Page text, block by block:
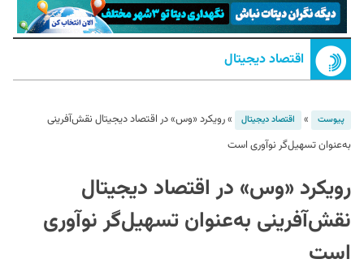
اقتصاد دیجیتال
پیوست » اقتصاد دیجیتال »رویکرد «وس» در اقتصاد دیجیتال نقش‌آفرینی
به‌عنوان تسهیل‌گر نوآوری است
رویکرد «وس» در اقتصاد دیجیتال
نقش‌آفرینی به‌عنوان تسهیل‌گر نوآوری
است